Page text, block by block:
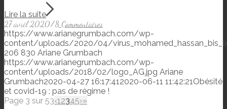
Lire la suite
27 avril 2020/8 Commentaires
https://www.arianegrumbach.com/wp-
content/uploads/2020/04/
206 830 Ariane Grumbach
https://www.arianegrumbach.com/wp-
content/uploads/2018/02/logo_AG.jpg Ariane
Grumbach2020-04-27 16:17:412020-06-11 11:42:21Obésité
et covid-19 : pas de régime !
Page 3 sur 53‹12345›»